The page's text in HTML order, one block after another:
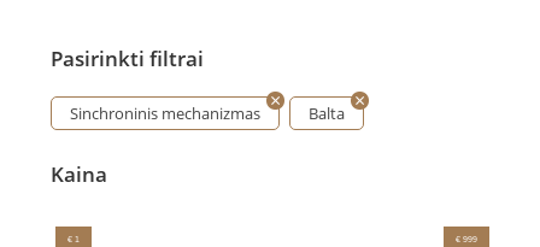
Pasirinkti filtrai
Sinchroninis mechanizmas Balta
Kaina
€ 1 € 999